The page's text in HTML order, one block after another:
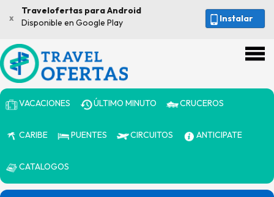
Instalar
x
Travelofertas para Android
Disponible en Google Play
VACACIONES ÚLTIMO MINUTO CRUCEROS
CARIBE PUENTES CIRCUITOS ANTICIPATE
CATALOGOS